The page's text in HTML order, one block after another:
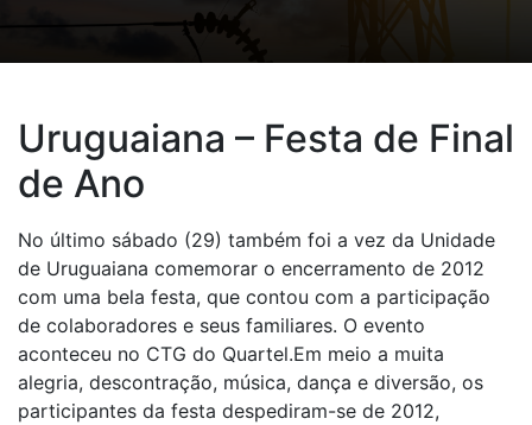
Uruguaiana – Festa de Final
de Ano
No último sábado (29) também foi a vez da Unidade
de Uruguaiana comemorar o encerramento de 2012
com uma bela festa, que contou com a participação
de colaboradores e seus familiares. O evento
aconteceu no CTG do Quartel.Em meio a muita
alegria, descontração, música, dança e diversão, os
participantes da festa despediram-se de 2012,